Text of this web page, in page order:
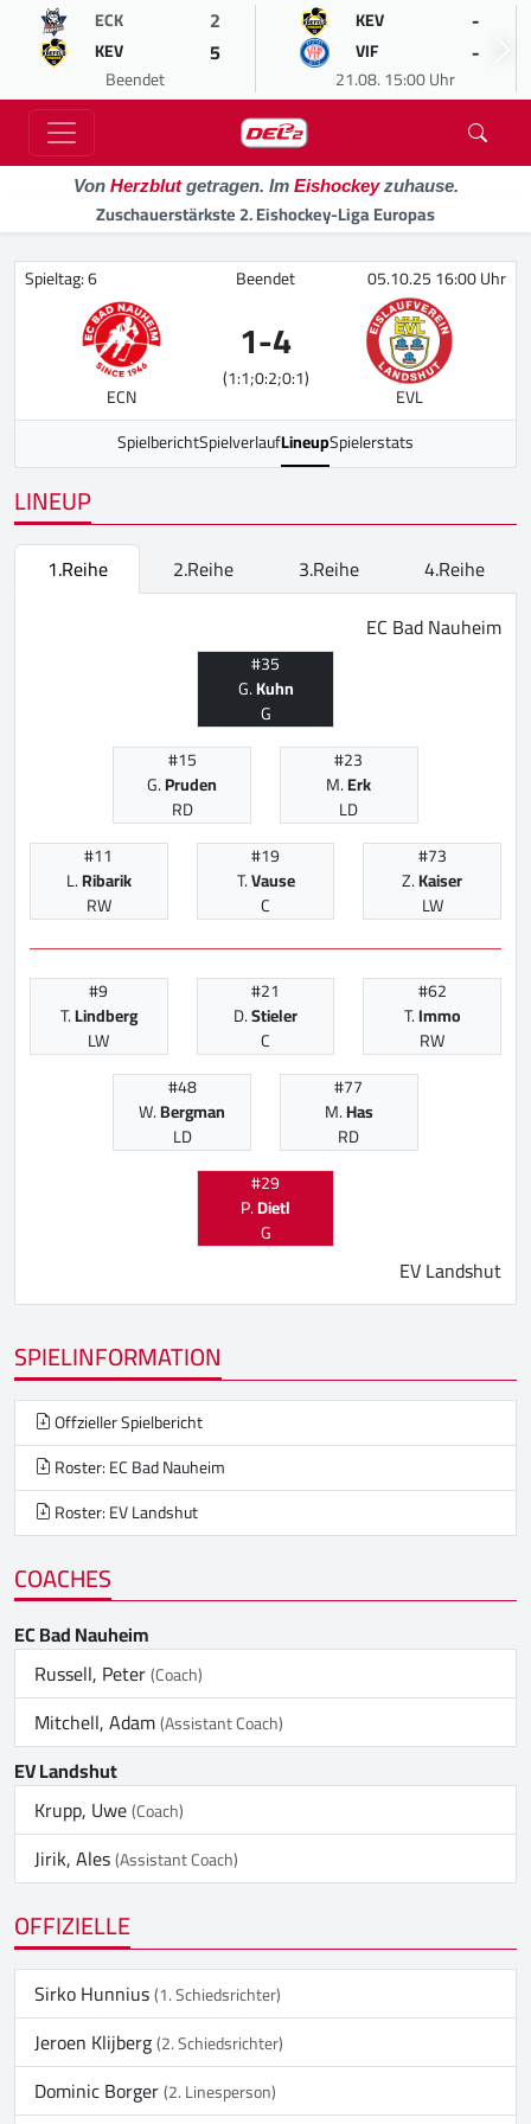
ECK 2
KEV 5
Beendet
KEV -
VIF -
21.08. 15:00 Uhr
Von Herzblutgetragen. Im Eishockeyzuhause.
Zuschauerstärkste 2. Eishockey-Liga Europas
Spieltag: 6 Beendet 05.10.25 16:00 Uhr
ECN
1-4
(1:1;0:2;0:1)
EVL
SpielberichtSpielverlaufLineupSpielerstats
LINEUP
1.Reihe 2.Reihe 3.Reihe
4.Reihe
EC Bad Nauheim
#35
G.Kuhn
G
#15
G.Pruden
RD
#23
M.Erk
LD
#11
L.Ribarik
RW
#19
T.Vause
C
#73
Z.Kaiser
LW
#9
T.Lindberg
LW
#21
D.Stieler
C
#62
T.Immo
RW
#48
W.Bergman
LD
#77
M.Has
RD
#29
P.Dietl
G
EV Landshut
SPIELINFORMATION
Offzieller Spielbericht
Roster: EC Bad Nauheim
Roster: EV Landshut
COACHES
EC Bad Nauheim
Russell, Peter(Coach)
Mitchell, Adam(Assistant Coach)
EV Landshut
Krupp, Uwe(Coach)
Jirik, Ales(Assistant Coach)
OFFIZIELLE
Sirko Hunnius(1. Schiedsrichter)
Jeroen Klijberg(2. Schiedsrichter)
Dominic Borger(2. Linesperson)